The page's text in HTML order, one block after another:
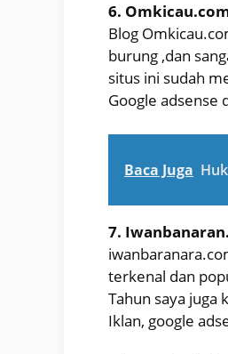
6.
Blog
burung ,dan
situs ini sudah
Google adsense
Baca Juga
7.
terkenal dan
Tahun saya juga
Iklan, google